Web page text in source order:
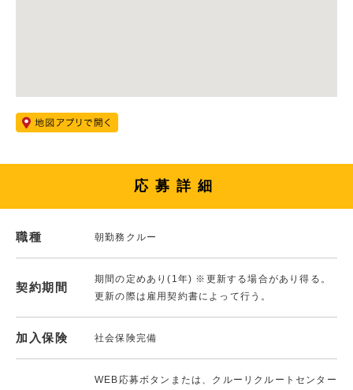
応募詳細
職種 朝勤務クルー
契約期間
期間の定めあり(1年) ※更新する場合があり得る。
更新の際は雇用契約書によって行う。
加入保険 社会保険完備
WEB応募ボタンまたは、クルーリクルートセンター